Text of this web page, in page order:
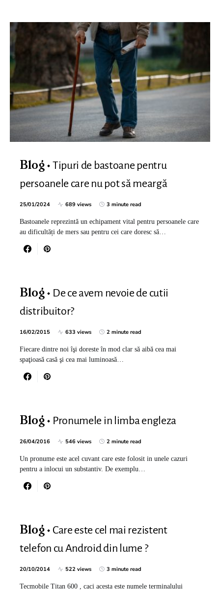
Blog
Tipuri de bastoane pentru
persoanele care nu pot să meargă
25/01/2024 689 views 3 minute read
Bastoanele reprezintă un echipament vital pentru persoanele care
au dificultăți de mers sau pentru cei care doresc să…
Blog
De ce avem nevoie de cutii
distribuitor?
16/02/2015 633 views 2 minute read
Fiecare dintre noi îşi doreste în mod clar să aibă cea mai
spaţioasă casă şi cea mai luminoasă…
Blog Pronumele in limba engleza
26/04/2016 546 views 2 minute read
Un pronume este acel cuvant care este folosit in unele cazuri
pentru a inlocui un substantiv. De exemplu…
Blog
Care este cel mai rezistent
telefon cu Android din lume ?
20/10/2014 522 views 3 minute read
Tecmobile Titan 600 , caci acesta este numele terminalului